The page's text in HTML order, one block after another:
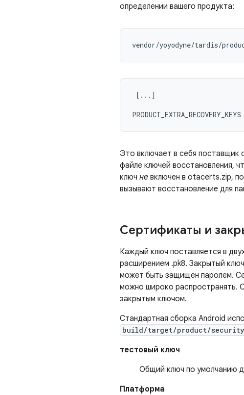
определении вашего продукта:
[...]
Это включает в себя поставщик
файле ключей восстановления,
ключ не включен в otacerts.zip,
вызывают восстановление для
Сертификаты и
Каждый ключ поставляется в
расширением .pk8. Закрытый
может быть защищен паролем.
можно широко распространять.
закрытым ключом.
Стандартная сборка Android
build/target/product/security
тестовый ключ
Общий ключ по умолчанию
Платформа